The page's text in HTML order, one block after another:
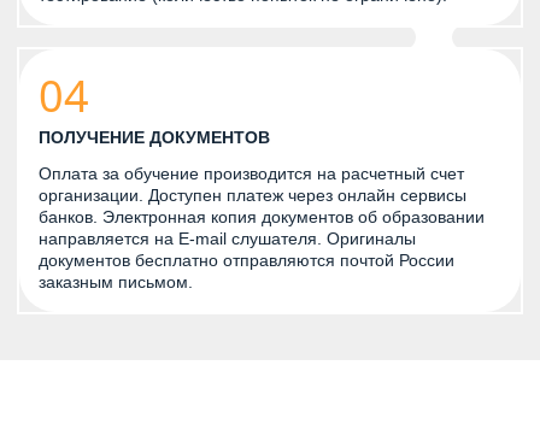
04
ПОЛУЧЕНИЕ ДОКУМЕНТОВ
Оплата за обучение производится на расчетный счет
организации. Доступен платеж через онлайн сервисы
банков. Электронная копия документов об образовании
направляется на E-mail слушателя. Оригиналы
документов бесплатно отправляются почтой России
заказным письмом.